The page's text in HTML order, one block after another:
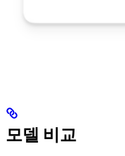
모델 비교